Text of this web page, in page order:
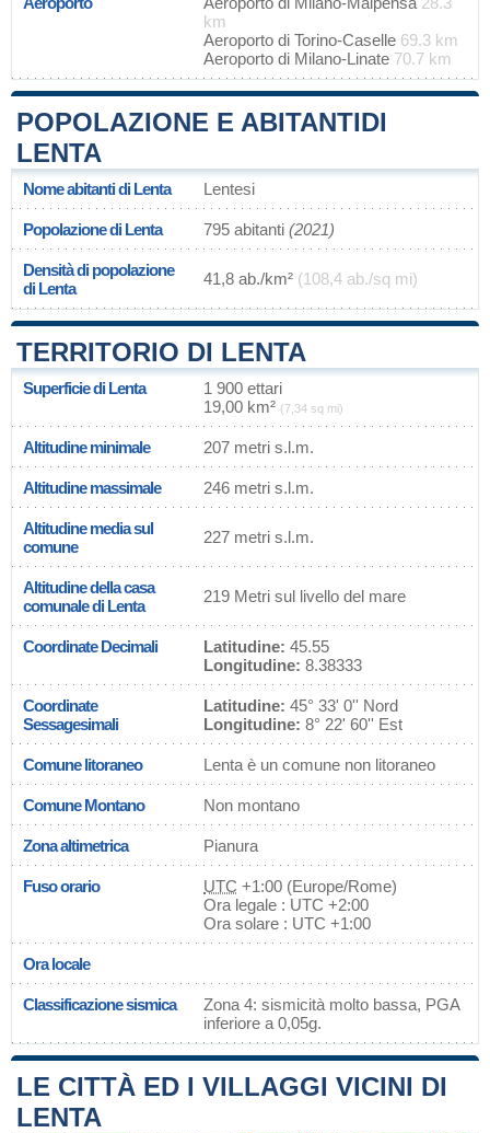
km
Aeroporto di Torino-Caselle 69.3 km
Aeroporto di Milano-Linate 70.7 km
POPOLAZIONE E ABITANTIDI
LENTA
Nome abitanti di Lenta Lentesi
Popolazione di Lenta 795 abitanti (2021)
Densità di popolazione
di Lenta
41,8 ab./km² (108,4 ab./sq mi)
TERRITORIO DI LENTA
Superficie di Lenta
1 900 ettari
19,00 km² (7,34 sq mi)
Altitudine minimale 207 metri s.l.m.
Altitudine massimale 246 metri s.l.m.
Altitudine media sul
comune
227 metri s.l.m.
Altitudine della casa
comunale di Lenta
219 Metri sul livello del mare
Coordinate Decimali Latitudine: 45.55
Longitudine: 8.38333
Coordinate
Sessagesimali
Latitudine: 45° 33' 0'' Nord
Longitudine: 8° 22' 60'' Est
Comune litoraneo Lenta è un comune non litoraneo
Comune Montano Non montano
Zona altimetrica Pianura
Fuso orario UTC +1:00 (Europe/Rome)
Ora legale : UTC +2:00
Ora solare : UTC +1:00
Ora locale
Classificazione sismica
Zona 4: sismicità molto bassa, PGA
inferiore a 0,05g.
LE CITTÀ ED I VILLAGGI VICINI DI
LENTA